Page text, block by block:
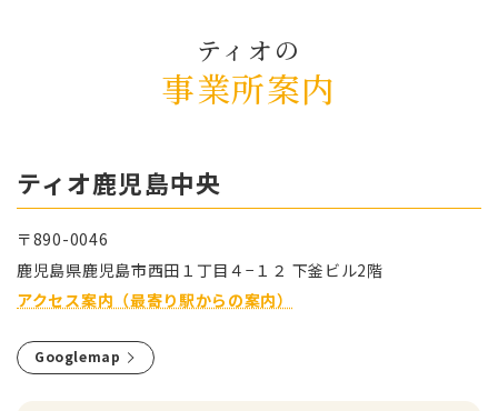
ティオの
事業所案内
ティオ⿅児島中央
〒890-0046
⿅児島県⿅児島市⻄⽥１丁⽬４−１２ 下釜ビル2階
アクセス案内（最寄り駅からの案内）
Googlemap